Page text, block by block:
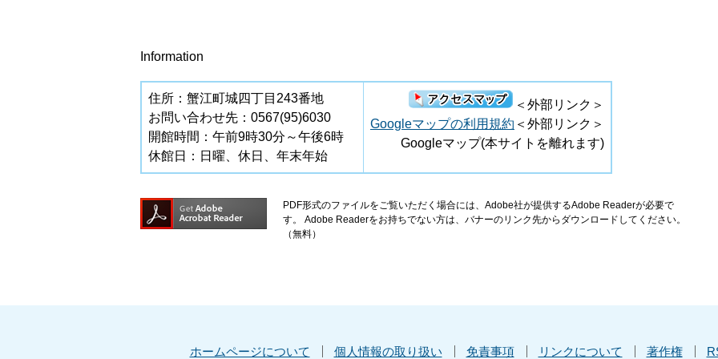
Information
住所：蟹江町城四丁目243番地
お問い合わせ先：0567(95)6030
開館時間：午前9時30分～午後6時
休館日：日曜、休日、年末年始
＜外部リンク＞
Googleマップの利用規約 ＜外部リンク＞
Googleマップ(本サイトを離れます)
PDF形式のファイルをご覧いただく場合には、Adobe社が提供するAdobe Readerが必要で
す。
Adobe Readerをお持ちでない方は、バナーのリンク先からダウンロードしてください。
（無料）
ホームページについて 個人情報の取り扱い 免責事項 リンクについて 著作権